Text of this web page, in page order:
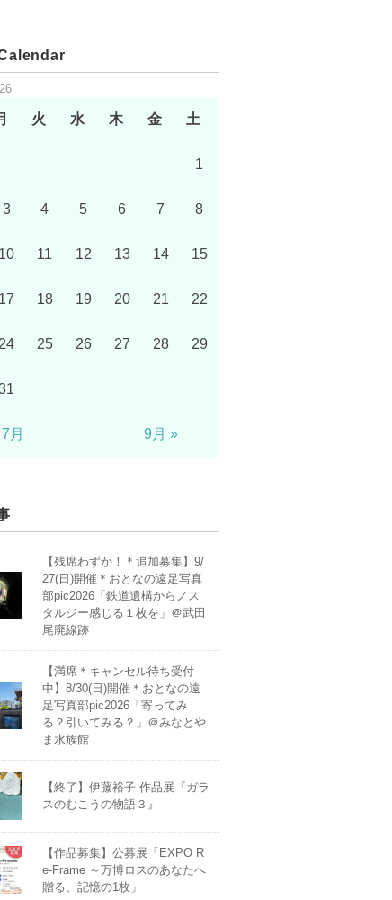
火 水 木 金 土
1
3 4 5 6 7 8
10 11 12 13 14 15
17 18 19 20 21 22
24 25 26 27 28 29
月 9月 »
【残席わずか！＊追加募集】9/
27(日)開催＊おとなの遠足写真
部pic2026「鉄道遺構からノス
タルジー感じる１枚を」＠武田
尾廃線跡
【満席＊キャンセル待ち受付
中】8/30(日)開催＊おとなの遠
足写真部pic2026「寄ってみ
る？引いてみる？」＠みなとや
ま水族館
【終了】伊藤裕子 作品展『ガラ
スのむこうの物語３』
【作品募集】公募展「EXPO R
e-Frame ～万博ロスのあなたへ
贈る、記憶の1枚」